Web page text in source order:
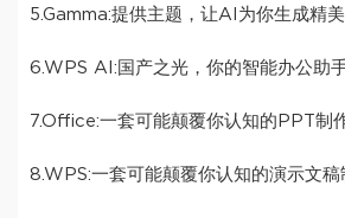
5.Gamma:提供主题，让AI为你生成精
6.WPS AI:国产之光，你的智能办公助
7.Office:一套可能颠覆你认知的PPT制
8.WPS:一套可能颠覆你认知的演示文稿